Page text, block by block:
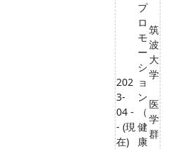
202
3-
04 -
- (現
在)
プ
ロ
モ
ー
シ
ョ
ン
（
健
康
筑
波
大
学
医
学
群